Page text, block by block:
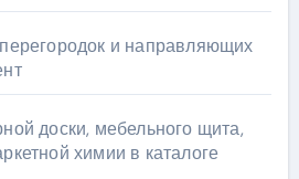
и направляющих
доски, мебельного щита,
химии в каталоге